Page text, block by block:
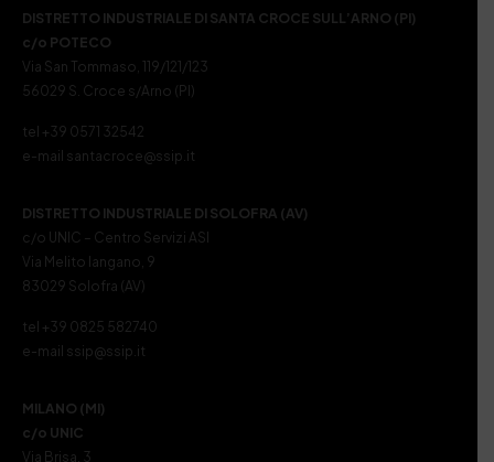
DISTRETTO INDUSTRIALE DI SANTA CROCE SULL’ARNO (PI)
c/o POTECO
Via San Tommaso, 119/121/123
56029 S. Croce s/Arno (PI)
tel +39 0571 32542
e-mail santacroce@ssip.it
DISTRETTO INDUSTRIALE DI SOLOFRA (AV)
c/o UNIC – Centro Servizi ASI
Via Melito Iangano, 9
83029 Solofra (AV)
tel +39 0825 582740
e-mail ssip@ssip.it
MILANO (MI)
c/o UNIC
Via Brisa, 3